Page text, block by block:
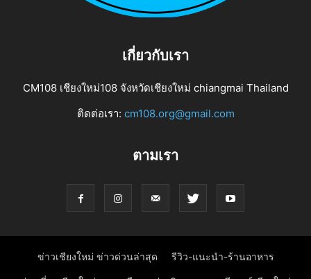
เกี่ยวกับเรา
CM108 เชียงใหม่108 จังหวัดเชียงใหม่ chiangmai Thailand
ติดต่อเรา: cm108.org@gmail.com
ตามเรา
ข่าวเชียงใหม่ ข่าวด่วนล่าสุด รีวิว-แนะนำ-ร้านอาหาร